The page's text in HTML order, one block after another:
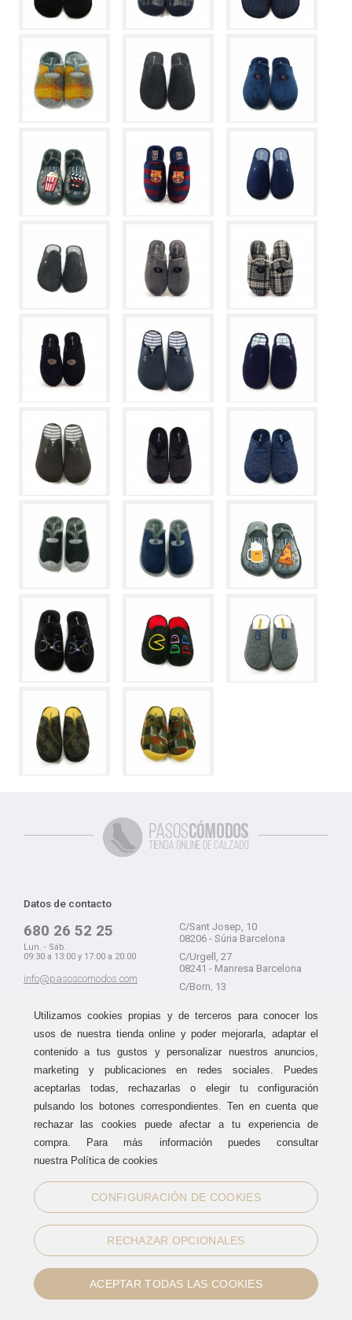
Datos de contacto
680 26 52 25
Lun. - Sáb.
09:30 a 13:00 y 17:00 a 20:00
info@pasoscomodos.com
C/Sant Josep, 10
08206 - Súria Barcelona
C/Urgell, 27
08241 - Manresa Barcelona
C/Born, 13
Guía de compra
Métodos de envío
Área de clientes
Devolución sin problemas
Haz tus compras sin miedo a
equivocarte:
aceptamos devolucionesdurante
15 días.
Sellos de confianza
Información legal |Política de Cookies
Utilizamos cookies propias y de terceros para conocer los
usos de nuestra tienda online y poder mejorarla, adaptar el
contenido a tus gustos y personalizar nuestros anuncios,
marketing y publicaciones en redes sociales. Puedes
aceptarlas todas, rechazarlas o elegir tu configuración
pulsando los botones correspondientes. Ten en cuenta que
rechazar las cookies puede afectar a tu experiencia de
compra. Para más información puedes consultar
nuestra Política de cookies
CONFIGURACIÓN DE COOKIES
RECHAZAR OPCIONALES
ACEPTAR TODAS LAS COOKIES